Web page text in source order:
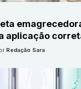
aplicação
Redação Sara